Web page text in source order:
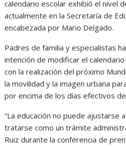
calendario escolar exhibió el nivel
actualmente en la Secretaría de
encabezada por Mario Delgado.
Padres de familia y especialistas
intención de modificar el
con la realización del próximo
la movilidad y la imagen urbana
por encima de los días efectivos
“La educación no puede ajustarse
tratarse como un trámite
Ruiz durante la conferencia de